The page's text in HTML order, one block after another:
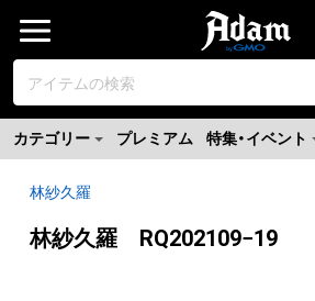
カテゴリー プレミアム 特集・イベント
林紗久羅
林紗久羅 RQ202109−19